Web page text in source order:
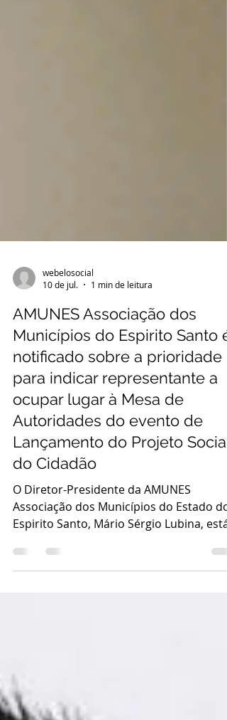
webelosocial
10 de jul.
1 min de leitura
AMUNES Associação dos
Municípios do Espirito Santo é
notificado sobre a prioridade
para indicar representante a
ocupar lugar à Mesa de
Autoridades do evento de
Lançamento do Projeto Social
do Cidadão
Associação dos Municípios do Estado do
Espirito Santo, Mário Sérgio Lubina, está
Confederação do Elo Social Brasil no
Estado do Espirito Santo.. Conforme o
projeto anexo, que passa a fazer parte